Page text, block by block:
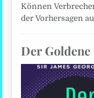
Können
der Vorhersagen
Der